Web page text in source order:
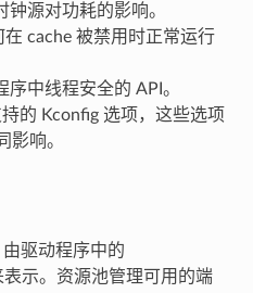
钟源对功耗的影响。
cache 被禁用时正常运行
中线程安全的 API。
的 Kconfig 选项，这些选项
影响。
驱动程序中的
表示。资源池管理可用的端